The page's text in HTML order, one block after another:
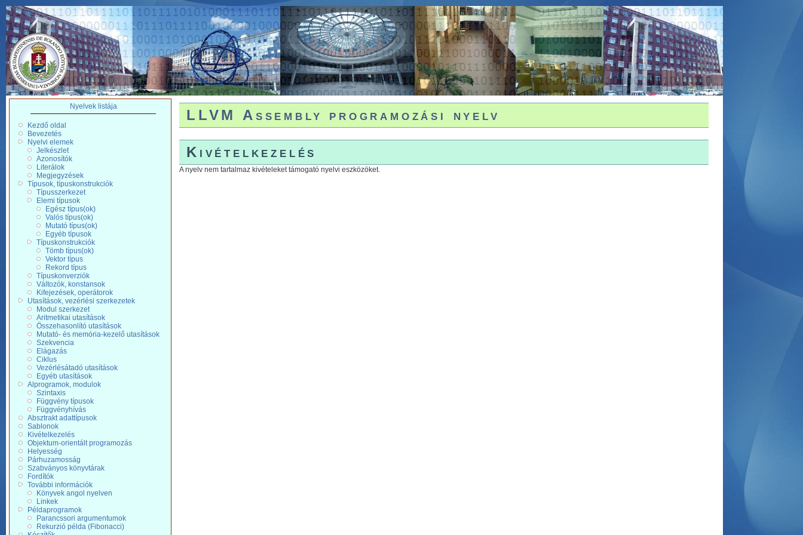
Nyelvek listája
Kezdő oldal
Bevezetés
Nyelvi elemek
Jelkészlet
Azonosítók
Literálok
Megjegyzések
Típusok, típuskonstrukciók
Típusszerkezet
Elemi típusok
Egész típus(ok)
Valós típus(ok)
Mutató típus(ok)
Egyéb típusok
Típuskonstrukciók
Tömb típus(ok)
Vektor típus
Rekord típus
Típuskonverziók
Változók, konstansok
Kifejezések, operátorok
Utasítások, vezérlési szerkezetek
Modul szerkezet
Aritmetikai utasítások
Összehasonlító utasítások
Mutató- és memória-kezelő utasítások
Szekvencia
Elágazás
Ciklus
Vezérlésátadó utasítások
Egyéb utasítások
Alprogramok, modulok
Szintaxis
Függvény típusok
Függvényhívás
Absztrakt adattípusok
Sablonok
Kivételkezelés
Objektum-orientált programozás
Helyesség
Párhuzamosság
Szabványos könyvtárak
Fordítók
További információk
Könyvek angol nyelven
Linkek
Példaprogramok
Parancssori argumentumok
Rekurzió példa (Fibonacci)
LLVM Assembly programozási nyelv
Kivételkezelés
A nyelv nem tartalmaz kivételeket támogató nyelvi eszközöket.